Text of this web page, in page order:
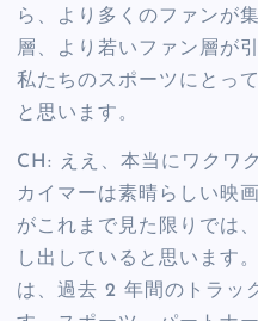
ら、より多くのファンが
層、より若いファン層が
私たちのスポーツにとっ
と思います。
CH: ええ、本当にワクワ
カイマーは素晴らしい映
がこれまで見た限りでは
し出していると思います
は、過去 2 年間のトラッ